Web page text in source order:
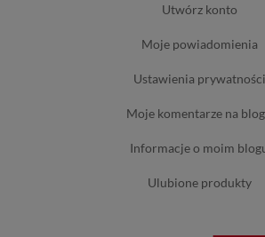
utwórz konto
moje powiadomienia
ustawienia prywatności
moje komentarze na
informacje o moim
ulubione produkty